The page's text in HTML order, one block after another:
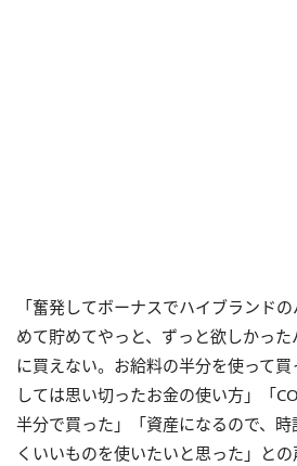
「奮発してボーナスでハイブランド
めて貯めてやっと、ずっと欲しかっ
に買えない。お給料の半分を使って
しては思い切ったお金の使い方」「
半分で買った」「資産になるので、
くいいものを使いたいと思った」との